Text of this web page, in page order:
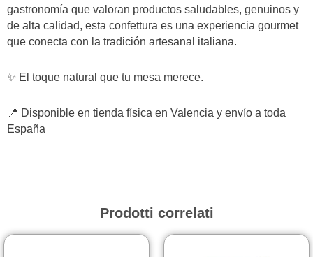
gastronomía que valoran productos saludables, genuinos y
de alta calidad, esta confettura es una experiencia gourmet
que conecta con la tradición artesanal italiana.
✨ El toque natural que tu mesa merece.
📍 Disponible en tienda física en Valencia y envío a toda
España
Prodotti correlati